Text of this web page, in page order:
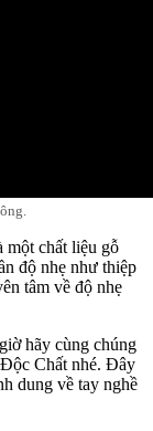
một chất liệu gỗ
độ nhẹ như thiệp
tâm về độ nhẹ
hãy cùng chúng
Chất nhé. Đây
dung về tay nghề